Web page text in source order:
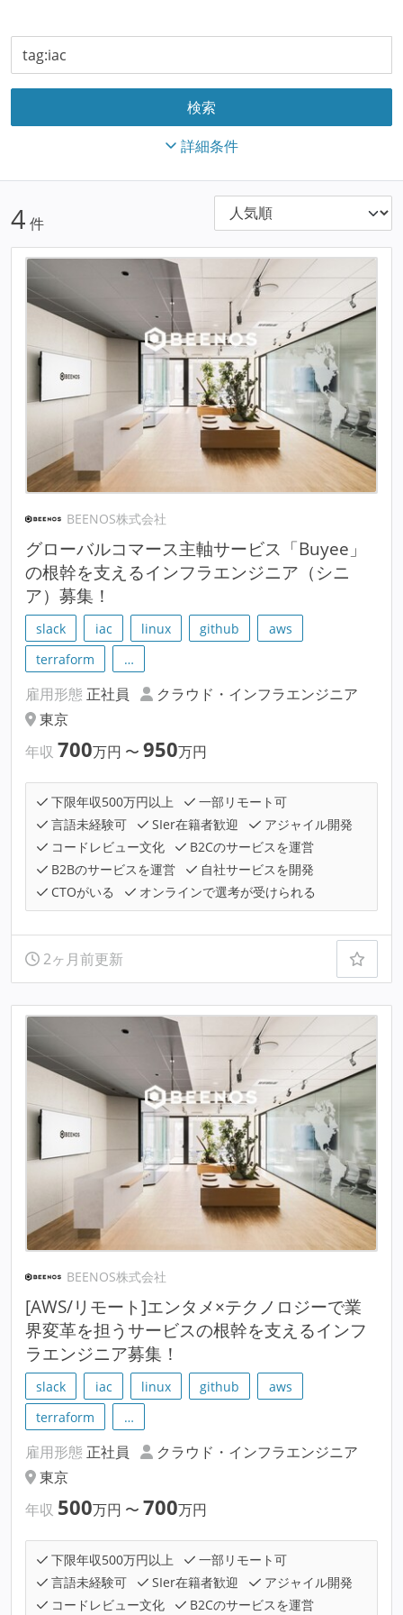
詳細条件
4 件
BEENOS株式会社
グローバルコマース主軸サービス「Buyee」
の根幹を支えるインフラエンジニア（シニ
ア）募集！
slack iac linux github
aws
terraform
…
雇用形態 正社員
クラウド・インフラエンジニア
東京
年収 700万円 〜 950万円
下限年収500万円以上
一部リモート可
言語未経験可
SIer在籍者歓迎
アジャイル開発
コードレビュー文化
B2Cのサービスを運営
B2Bのサービスを運営
自社サービスを開発
CTOがいる
オンラインで選考が受けられる
2ヶ月前更新
BEENOS株式会社
[AWS/リモート]エンタメ×テクノロジーで業
界変革を担うサービスの根幹を支えるインフ
ラエンジニア募集！
slack iac linux github
aws
terraform
…
雇用形態 正社員
クラウド・インフラエンジニア
東京
年収 500万円 〜 700万円
下限年収500万円以上
一部リモート可
言語未経験可
SIer在籍者歓迎
アジャイル開発
コードレビュー文化
B2Cのサービスを運営